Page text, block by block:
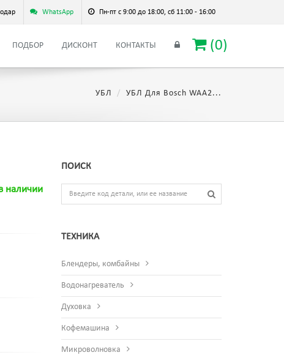
WhatsApp Пн-пт с 9:00 до 18:00, сб 11:00 - 16:00
ПОДБОР ДИСКОНТ КОНТАКТЫ (0)
УБЛ УБЛ Для Bosch WAA2...
наличии
ПОИСК
ТЕХНИКА
Блендеры, комбайны
Водонагреватель
Духовка
Кофемашина
Микроволновка